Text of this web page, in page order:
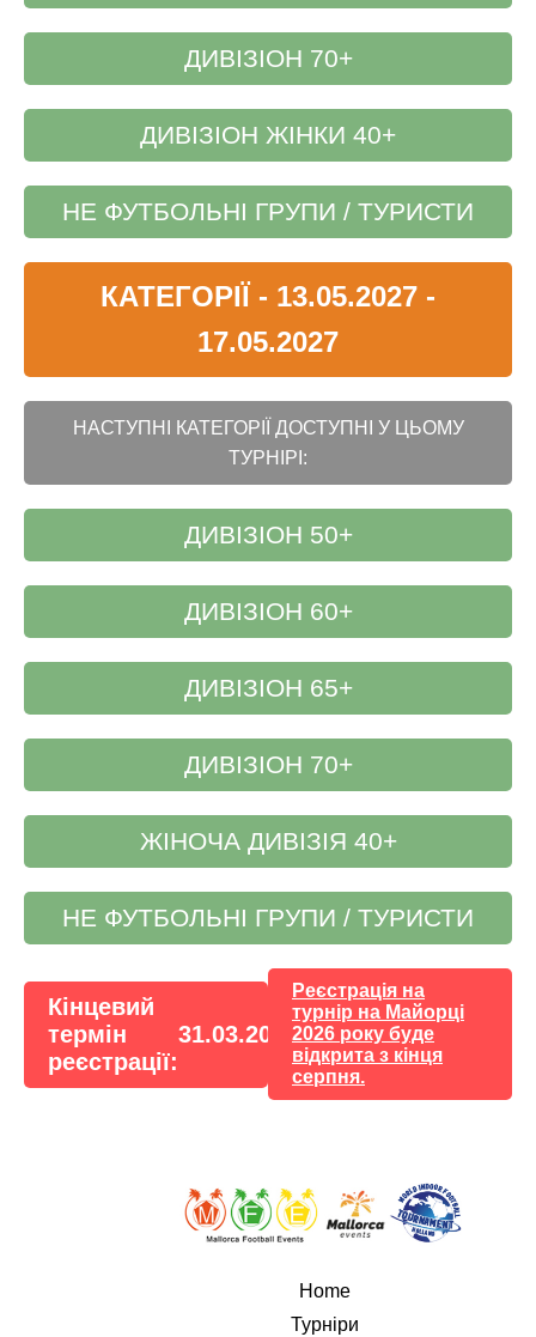
ДИВІЗІОН 70+
ДИВІЗІОН ЖІНКИ 40+
НЕ ФУТБОЛЬНІ ГРУПИ / ТУРИСТИ
КАТЕГОРІЇ - 13.05.2027 -
17.05.2027
НАСТУПНІ КАТЕГОРІЇ ДОСТУПНІ У ЦЬОМУ
ТУРНІРІ:
ДИВІЗІОН 50+
ДИВІЗІОН 60+
ДИВІЗІОН 65+
ДИВІЗІОН 70+
ЖІНОЧА ДИВІЗІЯ 40+
НЕ ФУТБОЛЬНІ ГРУПИ / ТУРИСТИ
Кінцевий
термін
реєстрації:
31.03.2027
Реєстрація на
турнір на Майорці
2026 року буде
відкрита з кінця
серпня.
Home
Турніри